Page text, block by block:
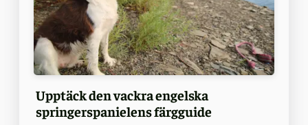
Upptäck den vackra engelska
springerspanielens färgguide